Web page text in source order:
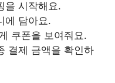
을 시작해요.
에 담아요.
쿠폰을 보여줘요.
결제 금액을 확인하